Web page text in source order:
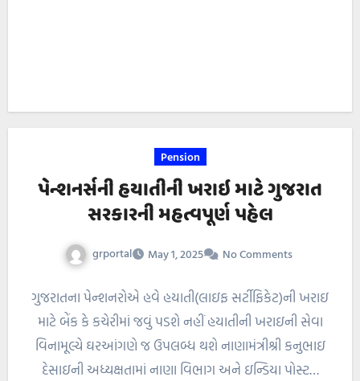
Pension
પેન્શનર્સની હયાતીની ખરાઇ માટે ગુજરાત
સરકારની મહત્વપૂર્ણ પહેલ
grportal May 1, 2025 No Comments
ગુજરાતના પેન્શનરોએ હવે હયાતી(લાઇફ સર્ટીફિકેટ)ની ખરાઇ
માટે બેંક કે કચેરીમાં જવું પડશે નહીં હયાતીની ખરાઇની સેવા
વિનામૂલ્યે ઘરઆંગણે જ ઉપલબ્ધ થશે નાણામંત્રીશ્રી કનુભાઇ
દેસાઇની અધ્યક્ષતામાં નાણા વિભાગ અને ઇન્ડિયા પોસ્ટ…